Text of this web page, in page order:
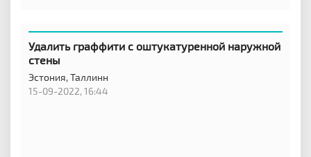
Удалить граффити с оштукатуренной наружной
стены
Эстония,Таллинн
15-09-2022, 16:44